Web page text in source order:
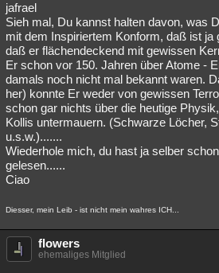
jafrael
Sieh mal, Du kannst halten davon, was
mit dem Inspiriertem Konform, daß ist ja
daß er flächendeckend mit gewissen
Er schon vor 150. Jahren über Atome -
damals noch nicht mal bekannt waren.
her) konnte Er weder von gewissen
schon gar nichts über die heutige
Kollis untermauern. (Schwarze Löcher,
u.s.w.).......
Wiederhole mich, du hast ja selber
gelesen......
Ciao
Diesser, mein Leib - ist nicht mein wahres ICH...
flowers
ehemaliges Mitglied